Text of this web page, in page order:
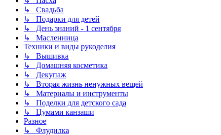
↳ Свадьба
↳ Подарки для детей
↳ День знаний - 1 сентября
↳ Масленница
Техники и виды рукоделия
↳ Вышивка
↳ Домашняя косметика
↳ Декупаж
↳ Вторая жизнь ненужных вещей
↳ Материалы и инструменты
↳ Поделки для детского сада
↳ Цумами канзаши
Разное
↳ Флудилка